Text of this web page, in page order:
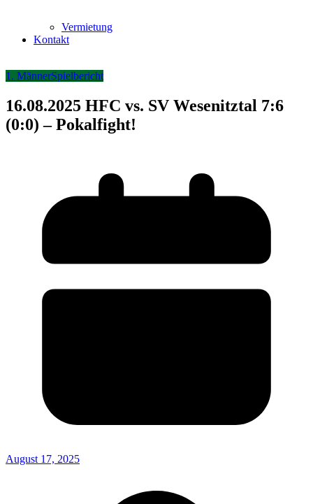
Vermietung
Kontakt
1. MännerSpielbericht
16.08.2025 HFC vs. SV Wesenitztal 7:6
(0:0) – Pokalfight!
August 17, 2025